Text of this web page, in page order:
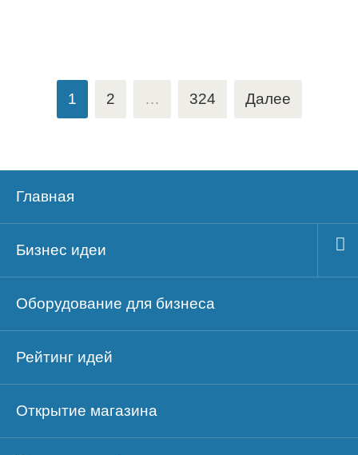
Пагинация
записей
1 2 … 324 Далее
Главная
Бизнес идеи
Оборудование для бизнеса
Рейтинг идей
Открытие магазина